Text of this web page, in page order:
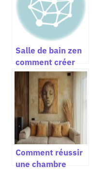
Salle de bain zen
comment créer
une ambiance
apaisante avec
des matériaux
naturels et une
décoration
minimaliste
Comment réussir
une chambre